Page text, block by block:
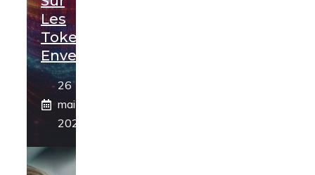
Les
Tokens
Enveloppés
26
mai
2024